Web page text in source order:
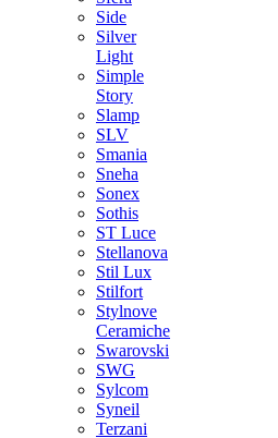
Side
Silver
Light
Simple
Story
Slamp
SLV
Smania
Sneha
Sonex
Sothis
ST Luce
Stellanova
Stil Lux
Stilfort
Stylnove
Ceramiche
Swarovski
SWG
Sylcom
Syneil
Terzani